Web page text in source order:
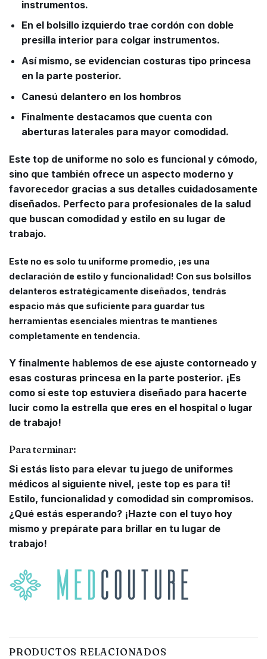
instrumentos.
En el bolsillo izquierdo trae cordón con doble
presilla interior para colgar instrumentos.
Así mismo, se evidencian costuras tipo princesa
en la parte posterior.
Canesú delantero en los hombros
Finalmente destacamos que cuenta con
aberturas laterales para mayor comodidad.
Este top de uniforme no solo es funcional y cómodo,
sino que también ofrece un aspecto moderno y
favorecedor gracias a sus detalles cuidadosamente
diseñados. Perfecto para profesionales de la salud
que buscan comodidad y estilo en su lugar de
trabajo.
Este no es solo tu uniforme promedio, ¡es una
declaración de estilo y funcionalidad! Con sus bolsillos
delanteros estratégicamente diseñados, tendrás
espacio más que suficiente para guardar tus
herramientas esenciales mientras te mantienes
completamente en tendencia.
Y finalmente hablemos de ese ajuste contorneado y
esas costuras princesa en la parte posterior. ¡Es
como si este top estuviera diseñado para hacerte
lucir como la estrella que eres en el hospital o lugar
de trabajo!
Para terminar:
Si estás listo para elevar tu juego de uniformes
médicos al siguiente nivel, ¡este top es para ti!
Estilo, funcionalidad y comodidad sin compromisos.
¿Qué estás esperando? ¡Hazte con el tuyo hoy
mismo y prepárate para brillar en tu lugar de
trabajo!
PRODUCTOS RELACIONADOS